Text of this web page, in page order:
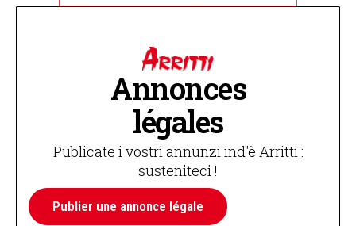
Annonces
légales
Publicate i vostri annunzi ind'è Arritti :
susteniteci !
Publier une annonce légale